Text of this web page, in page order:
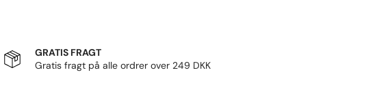
GRATIS FRAGT
Gratis fragt på alle ordrer over 249 DKK